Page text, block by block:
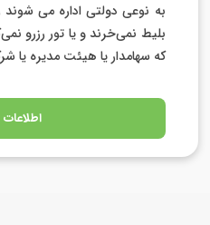
به نوعی دولتی اداره می شوند
بلیط نمی‌خرند و یا تور رزرو
که سهامدار یا هیئت مدیره یا